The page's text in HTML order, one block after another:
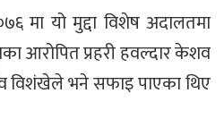
मा यो मुद्दा विशेष अदालतमा
आरोपित प्रहरी हवल्दार केशव
विशंखेले भने सफाइ पाएका थिए